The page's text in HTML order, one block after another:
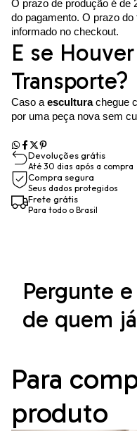
O prazo de produção é de
do pagamento. O prazo
informado no checkout.
E se
Transporte?
Caso a esculturachegue
por uma peça nova sem
Devoluções grátis
Até 30 dias após a compra
Compra segura
Seus dados protegidos
Frete grátis
Para todo o Brasil
Pergunte
de quem
Para
produto